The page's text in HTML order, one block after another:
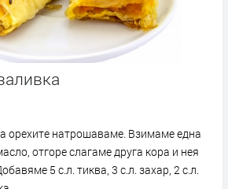
орехите натрошаваме. Взимаме една
отгоре слагаме друга кора и нея
5 с.л. тиква, 3 с.л. захар, 2 с.л.